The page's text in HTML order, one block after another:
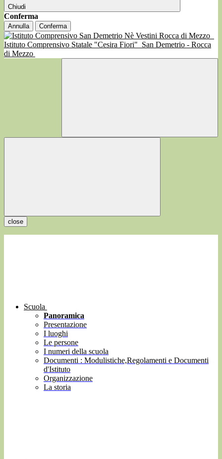
Chiudi
Conferma
Annulla Conferma
Istituto Comprensivo Statale "Cesira Fiori" San Demetrio - Rocca
di Mezzo
close
Scuola
Panoramica
Presentazione
I luoghi
Le persone
I numeri della scuola
Documenti : Modulistiche,Regolamenti e Documenti
d'Istituto
Organizzazione
La storia